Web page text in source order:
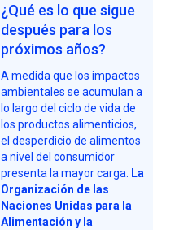
¿Qué es lo que sigue
después para los
próximos años?
A medida que los impactos
ambientales se acumulan a
lo largo del ciclo de vida de
los productos alimenticios,
el desperdicio de alimentos
a nivel del consumidor
presenta la mayor carga.
La
Organización de las
Naciones Unidas para la
Alimentación y la